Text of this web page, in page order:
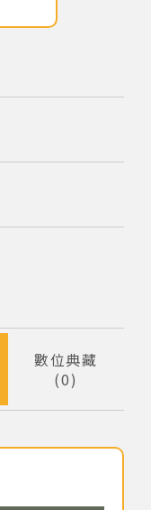
數位典藏
0